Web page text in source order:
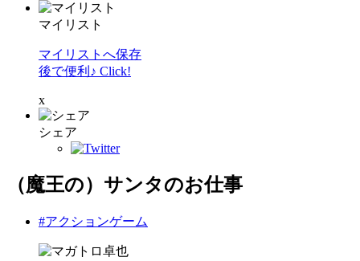
マイリスト
マイリストへ保存
後で便利♪ Click!
x
シェア
（魔王の）サンタのお仕事
#アクションゲーム